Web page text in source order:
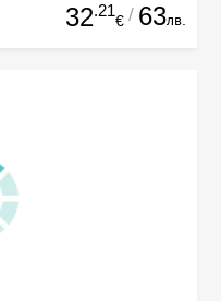
32.21
€ / 63лв.